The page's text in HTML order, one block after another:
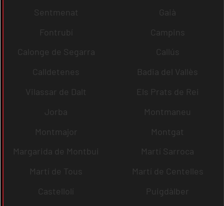
Sentmenat
Gaià
Fontrubí
Campins
Calonge de Segarra
Callús
Calldetenes
Badia del Vallès
Vilassar de Dalt
Els Prats de Rei
Jorba
Montmaneu
Montmajor
Montgat
Margarida de Montbui
Martí Sarroca
Martí de Tous
Martí de Centelles
Castellolí
Puigdàlber